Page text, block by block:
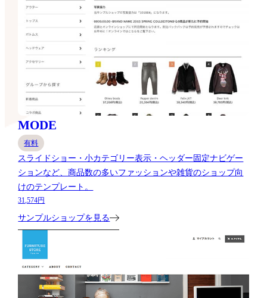
MODE
有料
スライドショー・小カテゴリー表示・ヘッダー固定ナビゲー
ションなど、商品数の多いファッションや雑貨のショップ向
けのテンプレート。
31,574円
サンプルショップを見る